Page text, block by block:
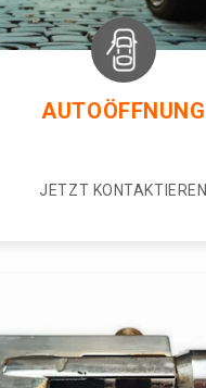
AUTOÖFFNUNG
JETZT KONTAKTIEREN